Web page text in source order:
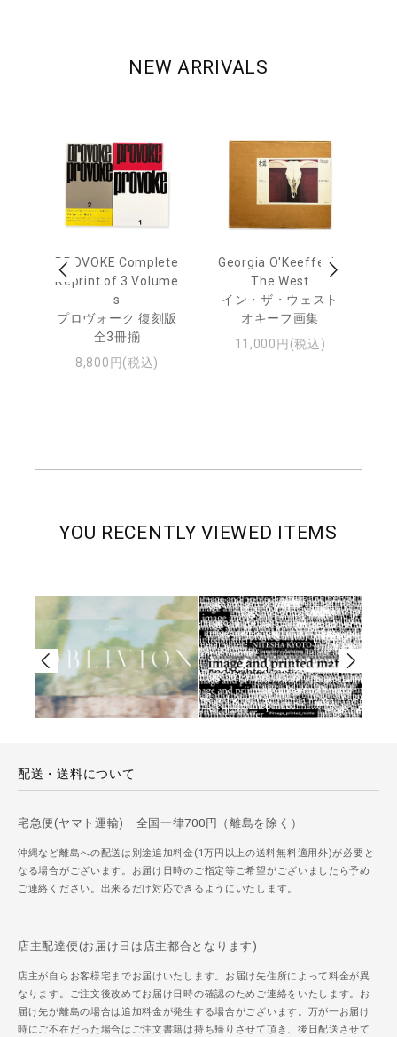
NEW ARRIVALS
PROVOKE Complete
Reprint of 3 Volume
s
プロヴォーク 復刻版
全3冊揃
8,800円(税込)
Georgia O'Keeffe: In
The West
イン・ザ・ウェスト
オキーフ画集
11,000円(税込)
YOU RECENTLY VIEWED ITEMS
配送・送料について
宅急便(ヤマト運輸) 全国一律700円（離島を除く）
沖縄など離島への配送は別途追加料金(1万円以上の送料無料適用外)が必要と
なる場合がございます。お届け日時のご指定等ご希望がございましたら予め
ご連絡ください。出来るだけ対応できるようにいたします。
店主配達便(お届け日は店主都合となります)
店主が自らお客様宅までお届けいたします。お届け先住所によって料金が異
なります。ご注文後改めてお届け日時の確認のためご連絡をいたします。お
届け先が離島の場合は追加料金が発生する場合がございます。万が一お届け
時にご不在だった場合はご注文書籍は持ち帰りさせて頂き、後日配送させて